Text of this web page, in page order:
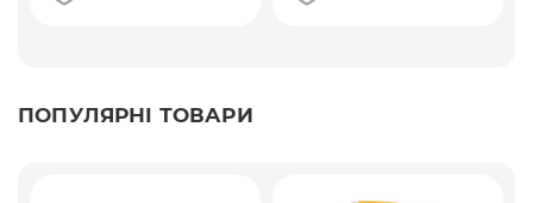
ПОПУЛЯРНІ ТОВАРИ